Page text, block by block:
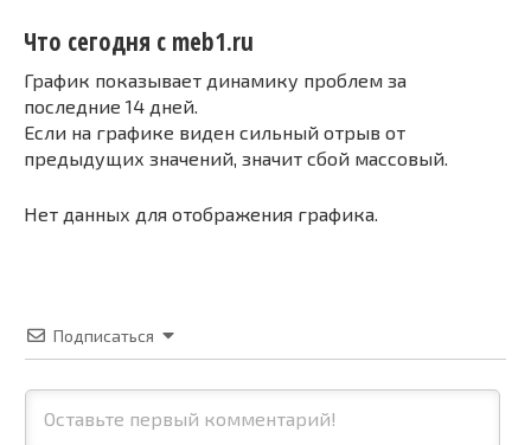
Что сегодня с meb1.ru
График показывает динамику проблем за
последние 14 дней.
Если на графике виден сильный отрыв от
предыдущих значений, значит сбой массовый.
Нет данных для отображения графика.
Подписаться